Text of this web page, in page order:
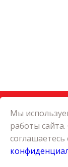
КАТАЛОГ
КАРЬЕРА
О КОМПАНИИ
Мы
работы
соглашаетесь